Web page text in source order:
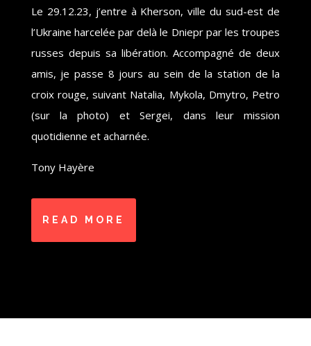
Le 29.12.23, j’entre à Kherson, ville du sud-est de
l’Ukraine harcelée par delà le Dniepr par les troupes
russes depuis sa libération. Accompagné de deux
amis, je passe 8 jours au sein de la station de la
croix rouge, suivant Natalia, Mykola, Dmytro, Petro
(sur la photo) et Sergei, dans leur mission
quotidienne et acharnée.
Tony Hayère
READ MORE